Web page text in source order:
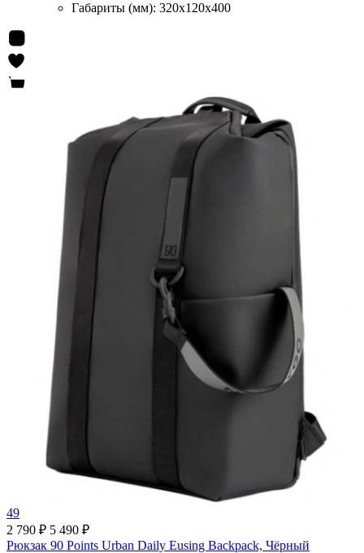
Габариты (мм): 320x120x400
49
2 790 ₽ 5 490 ₽
Рюкзак 90 Points Urban Daily Eusing Backpack, Чёрный